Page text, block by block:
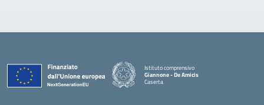
Istituto comprensivo
Giannone - De Amicis
Caserta